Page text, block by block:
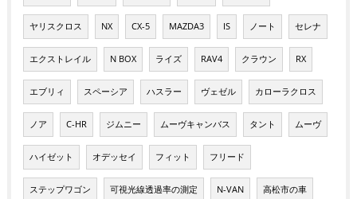
ヤリスクロス NX CX-5 MAZDA3 IS ノート セレナ
エクストレイル N BOX ライズ RAV4 クラウン RX
エブリィ スペーシア ハスラー ヴェゼル カローラクロス
ノア C-HR ジムニー ムーヴキャンバス タント ムーヴ
ハイゼット オデッセイ フィット フリード
ステップワゴン 可視光線透過率の測定 N-VAN 高松市の車